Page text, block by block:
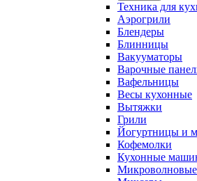
Техника для
Аэрогрили
Блендеры
Блинницы
Вакууматоры
Варочные
Вафельницы
Весы кухонные
Вытяжки
Грили
Йогуртницы и
Кофемолки
Кухонные